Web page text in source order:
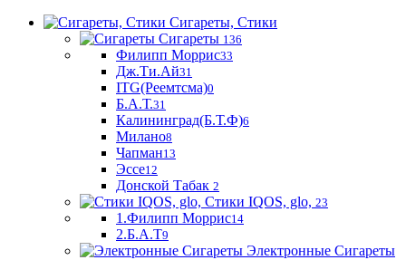
Сигареты, Стики
Сигареты 136
Филипп Моррис33
Дж.Ти.Ай31
ITG(Реемтсма)0
Б.А.Т.31
Калининград(Б.Т.Ф)6
Милано8
Чапман13
Эссе12
Донской Табак 2
Стики IQOS, glo, 23
1.Филипп Моррис14
2.Б.А.Т9
Электронные Сигареты